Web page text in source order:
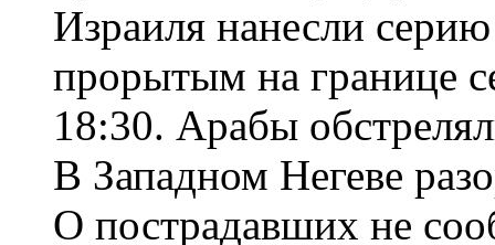
Израиля нанесли
прорытым на границе
18:30. Арабы
В Западном Негеве
О пострадавших не